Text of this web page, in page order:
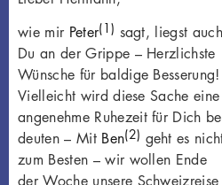
wie mir Peter(1) sagt, liegst auch
Du an der Grippe – Herzlichste
Wünsche für baldige Besserung!
Vielleicht wird diese Sache eine
angenehme Ruhezeit für Dich
deuten – Mit Ben(2) geht es
zum Besten – wir wollen Ende
der Woche unsere Schweizreise